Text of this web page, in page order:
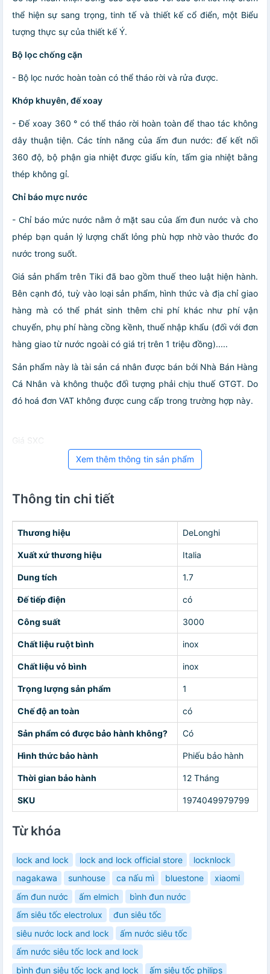
thể hiện sự sang trọng, tinh tế và thiết kế cổ điển, một Biểu
tượng thực sự của thiết kế Ý.
Bộ lọc chống cặn
- Bộ lọc nước hoàn toàn có thể tháo rời và rửa được.
Khớp khuyên, đế xoay
- Đế xoay 360 ° có thể tháo rời hoàn toàn để thao tác không
dây thuận tiện. Các tính năng của ấm đun nước: đế kết nối
360 độ, bộ phận gia nhiệt được giấu kín, tấm gia nhiệt bằng
thép không gỉ.
Chỉ báo mực nước
- Chỉ báo mức nước nằm ở mặt sau của ấm đun nước và cho
phép bạn quản lý lượng chất lỏng phù hợp nhờ vào thước đo
nước trong suốt.
Giá sản phẩm trên Tiki đã bao gồm thuế theo luật hiện hành.
Bên cạnh đó, tuỳ vào loại sản phẩm, hình thức và địa chỉ giao
hàng mà có thể phát sinh thêm chi phí khác như phí vận
chuyển, phụ phí hàng cồng kềnh, thuế nhập khẩu (đối với đơn
hàng giao từ nước ngoài có giá trị trên 1 triệu đồng).....
Sản phẩm này là tài sản cá nhân được bán bởi Nhà Bán Hàng
Cá Nhân và không thuộc đối tượng phải chịu thuế GTGT. Do
đó hoá đơn VAT không được cung cấp trong trường hợp này.
Giá SXC
Xem thêm thông tin sản phẩm
Thông tin chi tiết
Thương hiệu DeLonghi
Xuất xứ thương hiệu Italia
Dung tích 1.7
Đế tiếp điện có
Công suất 3000
Chất liệu ruột bình inox
Chất liệu vỏ bình inox
Trọng lượng sản phẩm 1
Chế độ an toàn có
Sản phẩm có được bảo hành không? Có
Hình thức bảo hành Phiếu bảo hành
Thời gian bảo hành 12 Tháng
SKU 1974049979799
Từ khóa
lock and lock lock and lock official store
locknlock
nagakawa
sunhouse ca nấu mì bluestone
xiaomi
ấm đun nước
ấm elmich
bình đun nước
ấm siêu tốc electrolux
đun siêu tốc
siêu nước lock and lock
ấm nước siêu tốc
ấm nước siêu tốc lock and lock
bình đun siêu tốc lock and lock
ấm siêu tốc philips